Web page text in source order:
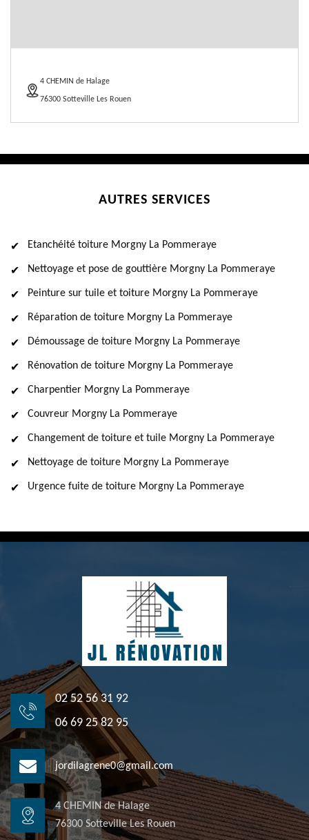
4 CHEMIN de Halage
76300 Sotteville Les Rouen
AUTRES SERVICES
Etanchéité toiture Morgny La Pommeraye
Nettoyage et pose de gouttière Morgny La Pommeraye
Peinture sur tuile et toiture Morgny La Pommeraye
Réparation de toiture Morgny La Pommeraye
Démoussage de toiture Morgny La Pommeraye
Rénovation de toiture Morgny La Pommeraye
Charpentier Morgny La Pommeraye
Couvreur Morgny La Pommeraye
Changement de toiture et tuile Morgny La Pommeraye
Nettoyage de toiture Morgny La Pommeraye
Urgence fuite de toiture Morgny La Pommeraye
02 52 56 31 92
06 69 25 82 95
jordilagrene0@gmail.com
4 CHEMIN de Halage
76300 Sotteville Les Rouen